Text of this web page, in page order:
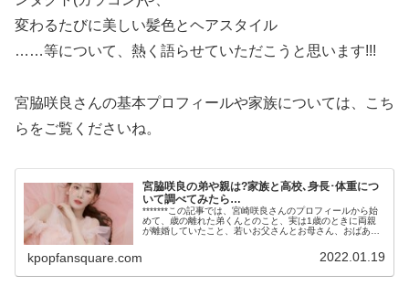
変わるたびに美しい髪色とヘアスタイル
……等について、熱く語らせていただこうと思います!!!
宮脇咲良さんの基本プロフィールや家族については、こち
らをご覧くださいね。
宮脇咲良の弟や親は?家族と高校､身長･体重につ
いて調べてみたら…
*******この記事では、宮崎咲良さんのプロフィールから始
めて、歳の離れた弟くんとのこと、実は1歳のときに両親
が離婚していたこと、若いお父さんとお母さん、おばあち
kpopfansquare.com 2022.01.19